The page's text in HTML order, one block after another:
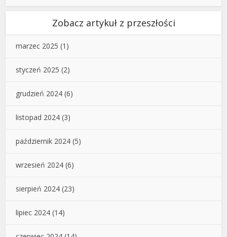
Zobacz artykuł z przeszłości
marzec 2025 (1)
styczeń 2025 (2)
grudzień 2024 (6)
listopad 2024 (3)
październik 2024 (5)
wrzesień 2024 (6)
sierpień 2024 (23)
lipiec 2024 (14)